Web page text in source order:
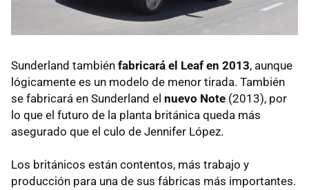
Sunderland también fabricará el Leaf en 2013, aunque
lógicamente es un modelo de menor tirada. También
se fabricará en Sunderland el nuevo Note (2013), por
lo que el futuro de la planta británica queda más
asegurado que el culo de Jennifer López.
Los británicos están contentos, más trabajo y
producción para una de sus fábricas más importantes.